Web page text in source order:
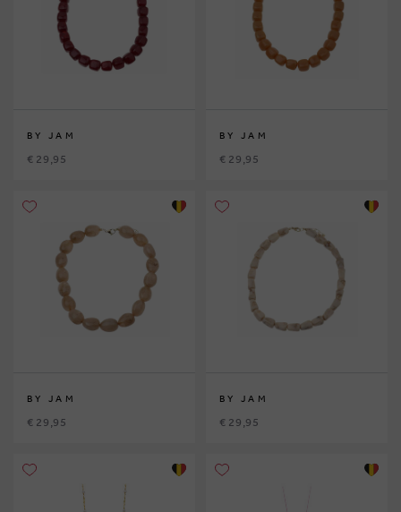
BY JAM
€ 29,95
BY JAM
€ 29,95
BY JAM
€ 29,95
BY JAM
€ 29,95